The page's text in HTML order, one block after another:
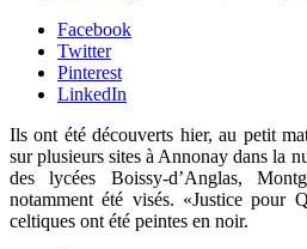
Facebook
Twitter
Pinterest
LinkedIn
Ils ont été découverts hier, au petit
sur plusieurs sites à Annonay dans la
des lycées Boissy-d’Anglas,
notamment été visés. «Justice pour
celtiques ont été peintes en noir.